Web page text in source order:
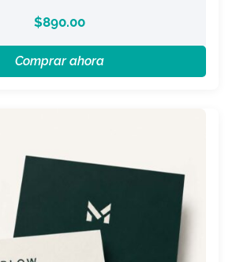
$890.00
Comprar ahora